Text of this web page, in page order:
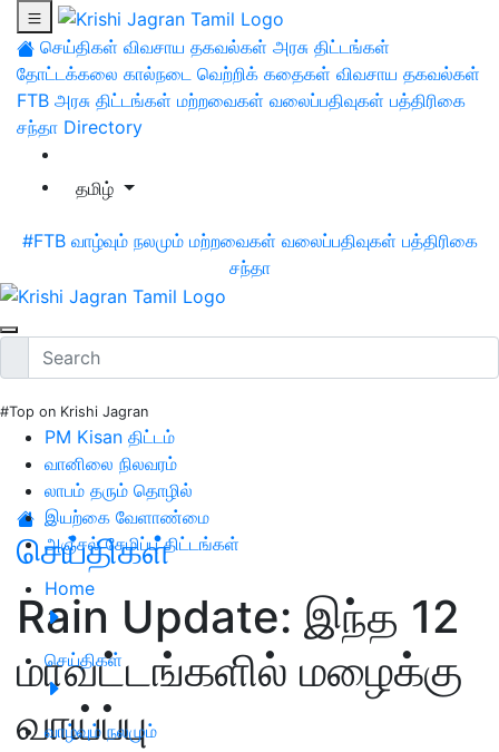
செய்திகள் விவசாய தகவல்கள் அரசு திட்டங்கள்
தோட்டக்கலை கால்நடை வெற்றிக் கதைகள் விவசாய தகவல்கள்
FTB அரசு திட்டங்கள் மற்றவைகள் வலைப்பதிவுகள் பத்திரிகை
சந்தா Directory
தமிழ்
#FTB வாழ்வும் நலமும் மற்றவைகள் வலைப்பதிவுகள் பத்திரிகை
சந்தா
#Top on Krishi Jagran
PM Kisan திட்டம்
வானிலை நிலவரம்
லாபம் தரும் தொழில்
இயற்கை வேளாண்மை
அஞ்சல் சேமிப்பு திட்டங்கள்
Home
செய்திகள்
வாழ்வும் நலமும்
செய்திகள்
Rain Update: இந்த 12
மாவட்டங்களில் மழைக்கு
வாய்ப்பு